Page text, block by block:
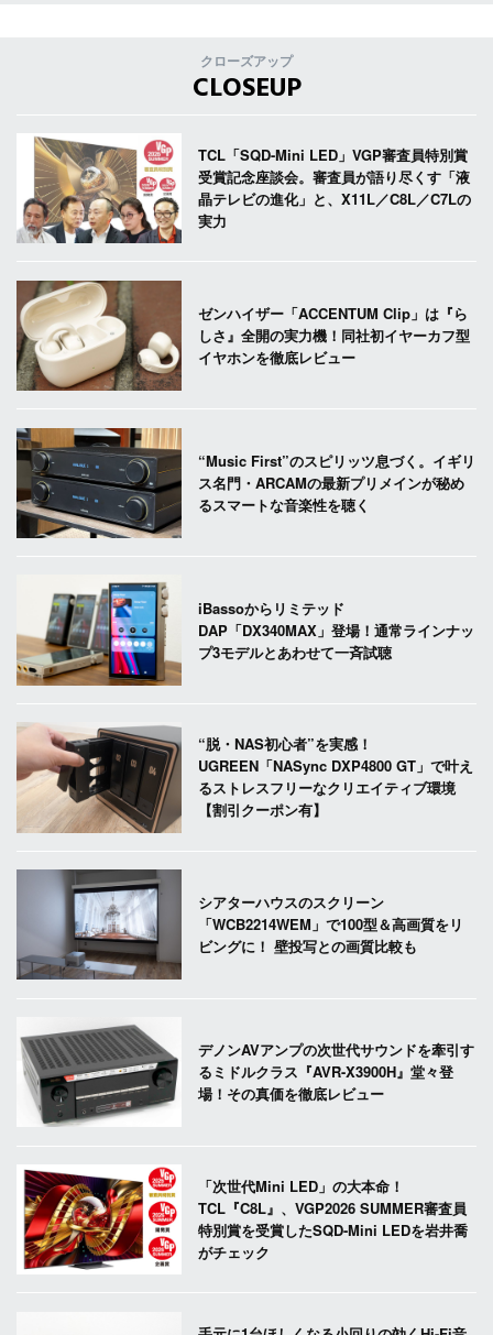
クローズアップ
CLOSEUP
TCL「SQD-Mini LED」VGP審査員特別賞
受賞記念座談会。審査員が語り尽くす「液
晶テレビの進化」と、X11L／C8L／C7Lの
実力
ゼンハイザー「ACCENTUM Clip」は『ら
しさ』全開の実力機！同社初イヤーカフ型
イヤホンを徹底レビュー
“Music First”のスピリッツ息づく。イギリ
ス名門・ARCAMの最新プリメインが秘め
るスマートな音楽性を聴く
iBassoからリミテッド
DAP「DX340MAX」登場！通常ラインナッ
プ3モデルとあわせて一斉試聴
“脱・NAS初心者”を実感！
UGREEN「NASync DXP4800 GT」で叶え
るストレスフリーなクリエイティブ環境
【割引クーポン有】
シアターハウスのスクリーン
「WCB2214WEM」で100型＆高画質をリ
ビングに！ 壁投写との画質比較も
デノンAVアンプの次世代サウンドを牽引す
るミドルクラス『AVR-X3900H』堂々登
場！その真価を徹底レビュー
「次世代Mini LED」の大本命！
TCL『C8L』、VGP2026 SUMMER審査員
特別賞を受賞したSQD-Mini LEDを岩井喬
がチェック